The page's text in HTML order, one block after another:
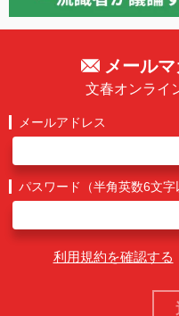
メールマ
文春オンライ
メールアドレス
パスワード（半角英数6文字
利用規約を確認する